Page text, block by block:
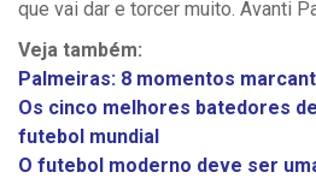
que vai dar e torcer muito. Avanti
Veja também:
Palmeiras: 8 momentos
Os cinco melhores batedores
futebol mundial
O futebol moderno deve ser